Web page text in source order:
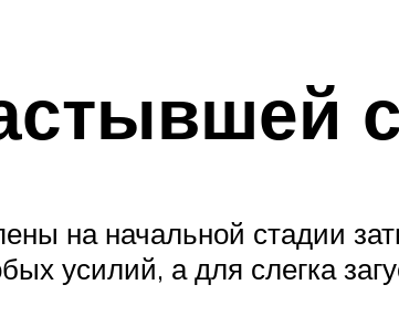
на начальной стадии
усилий, а для слегка